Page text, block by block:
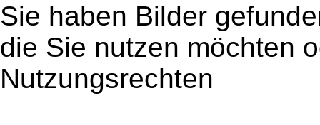
Sie haben Bilder
die Sie nutzen möchten
Nutzungsrechten